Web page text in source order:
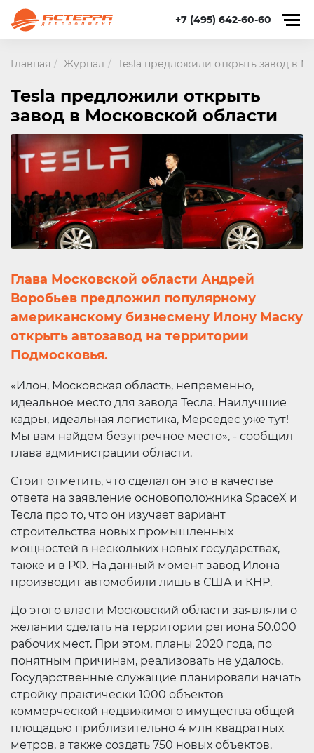
+7 (495) 642-60-60
Главная Журнал Tesla предложили открыть завод в
Tesla предложили открыть
завод в Московской области
Глава Московской области Андрей
Воробьев предложил популярному
американскому бизнесмену Илону Маску
открыть автозавод на территории
Подмосковья.
«Илон, Московская область, непременно,
идеальное место для завода Тесла. Наилучшие
кадры, идеальная логистика, Мерседес уже тут!
Мы вам найдем безупречное место», - сообщил
глава администрации области.
Стоит отметить, что сделал он это в качестве
ответа на заявление основоположника SpaceX и
Тесла про то, что он изучает вариант
строительства новых промышленных
мощностей в нескольких новых государствах,
также и в РФ. На данный момент завод Илона
производит автомобили лишь в США и КНР.
До этого власти Московский области заявляли о
желании сделать на территории региона 50.000
рабочих мест. При этом, планы 2020 года, по
понятным причинам, реализовать не удалось.
Государственные служащие планировали начать
стройку практически 1000 объектов
коммерческой недвижимого имущества общей
площадью приблизительно 4 млн квадратных
метров, а также создать 750 новых объектов.